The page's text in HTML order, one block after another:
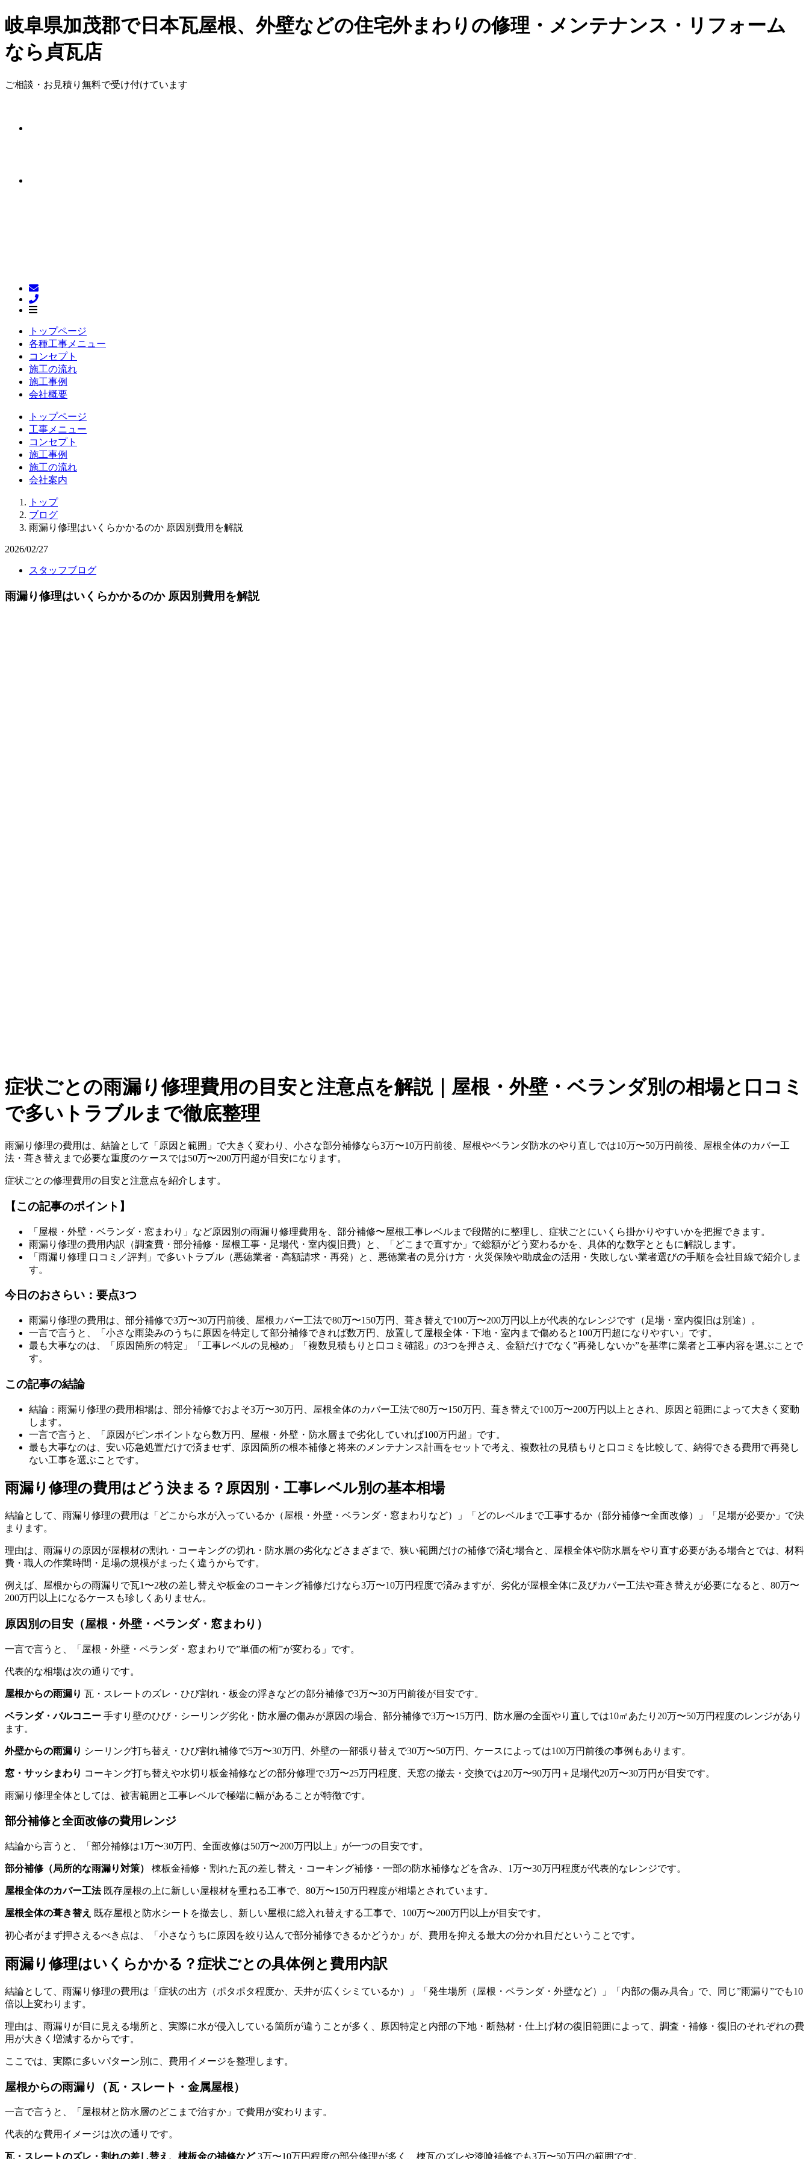
岐阜県加茂郡で日本瓦屋根、外壁などの住宅外まわりの修理・メンテナンス・リフォーム
なら貞瓦店
ご相談・お見積り無料で受け付けています
トップページ
各種工事メニュー
コンセプト
施工の流れ
施工事例
会社概要
トップページ
工事メニュー
コンセプト
施工事例
施工の流れ
会社案内
トップ
ブログ
雨漏り修理はいくらかかるのか 原因別費用を解説
2026/02/27
スタッフブログ
雨漏り修理はいくらかかるのか 原因別費用を解説
症状ごとの雨漏り修理費用の目安と注意点を解説｜屋根・外壁・ベランダ別の相場と口コミ
で多いトラブルまで徹底整理
雨漏り修理の費用は、結論として「原因と範囲」で大きく変わり、小さな部分補修なら3万〜10万円前後、屋根やベランダ防水のやり直しでは10万〜50万円前後、屋根全体のカバー工
法・葺き替えまで必要な重度のケースでは50万〜200万円超が目安になります。
症状ごとの修理費用の目安と注意点を紹介します。
【この記事のポイント】
「屋根・外壁・ベランダ・窓まわり」など原因別の雨漏り修理費用を、部分補修〜屋根工事レベルまで段階的に整理し、症状ごとにいくら掛かりやすいかを把握できます。
雨漏り修理の費用内訳（調査費・部分補修・屋根工事・足場代・室内復旧費）と、「どこまで直すか」で総額がどう変わるかを、具体的な数字とともに解説します。
「雨漏り修理 口コミ／評判」で多いトラブル（悪徳業者・高額請求・再発）と、悪徳業者の見分け方・火災保険や助成金の活用・失敗しない業者選びの手順を会社目線で紹介しま
す。
今日のおさらい：要点3つ
雨漏り修理の費用は、部分補修で3万〜30万円前後、屋根カバー工法で80万〜150万円、葺き替えで100万〜200万円以上が代表的なレンジです（足場・室内復旧は別途）。
一言で言うと、「小さな雨染みのうちに原因を特定して部分補修できれば数万円、放置して屋根全体・下地・室内まで傷めると100万円超になりやすい」です。
最も大事なのは、「原因箇所の特定」「工事レベルの見極め」「複数見積もりと口コミ確認」の3つを押さえ、金額だけでなく”再発しないか”を基準に業者と工事内容を選ぶことで
す。
この記事の結論
結論：雨漏り修理の費用相場は、部分補修でおよそ3万〜30万円、屋根全体のカバー工法で80万〜150万円、葺き替えで100万〜200万円以上とされ、原因と範囲によって大きく変動
します。
一言で言うと、「原因がピンポイントなら数万円、屋根・外壁・防水層まで劣化していれば100万円超」です。
最も大事なのは、安い応急処置だけで済ませず、原因箇所の根本補修と将来のメンテナンス計画をセットで考え、複数社の見積もりと口コミを比較して、納得できる費用で再発し
ない工事を選ぶことです。
雨漏り修理の費用はどう決まる？原因別・工事レベル別の基本相場
結論として、雨漏り修理の費用は「どこから水が入っているか（屋根・外壁・ベランダ・窓まわりなど）」「どのレベルまで工事するか（部分補修〜全面改修）」「足場が必要か」で決
まります。
理由は、雨漏りの原因が屋根材の割れ・コーキングの切れ・防水層の劣化などさまざまで、狭い範囲だけの補修で済む場合と、屋根全体や防水層をやり直す必要がある場合とでは、材料
費・職人の作業時間・足場の規模がまったく違うからです。
例えば、屋根からの雨漏りで瓦1〜2枚の差し替えや板金のコーキング補修だけなら3万〜10万円程度で済みますが、劣化が屋根全体に及びカバー工法や葺き替えが必要になると、80万〜
200万円以上になるケースも珍しくありません。
原因別の目安（屋根・外壁・ベランダ・窓まわり）
一言で言うと、「屋根・外壁・ベランダ・窓まわりで”単価の桁”が変わる」です。
代表的な相場は次の通りです。
屋根からの雨漏り 瓦・スレートのズレ・ひび割れ・板金の浮きなどの部分補修で3万〜30万円前後が目安です。
ベランダ・バルコニー 手すり壁のひび・シーリング劣化・防水層の傷みが原因の場合、部分補修で3万〜15万円、防水層の全面やり直しでは10㎡あたり20万〜50万円程度のレンジがあり
ます。
外壁からの雨漏り シーリング打ち替え・ひび割れ補修で5万〜30万円、外壁の一部張り替えで30万〜50万円、ケースによっては100万円前後の事例もあります。
窓・サッシまわり コーキング打ち替えや水切り板金補修などの部分修理で3万〜25万円程度、天窓の撤去・交換では20万〜90万円＋足場代20万〜30万円が目安です。
雨漏り修理全体としては、被害範囲と工事レベルで極端に幅があることが特徴です。
部分補修と全面改修の費用レンジ
結論から言うと、「部分補修は1万〜30万円、全面改修は50万〜200万円以上」が一つの目安です。
部分補修（局所的な雨漏り対策） 棟板金補修・割れた瓦の差し替え・コーキング補修・一部の防水補修などを含み、1万〜30万円程度が代表的なレンジです。
屋根全体のカバー工法既存屋根の上に新しい屋根材を重ねる工事で、80万〜150万円程度が相場とされています。
屋根全体の葺き替え 既存屋根と防水シートを撤去し、新しい屋根に総入れ替えする工事で、100万〜200万円以上が目安です。
初心者がまず押さえるべき点は、「小さなうちに原因を絞り込んで部分補修できるかどうか」が、費用を抑える最大の分かれ目だということです。
雨漏り修理はいくらかかる？症状ごとの具体例と費用内訳
結論として、雨漏り修理の費用は「症状の出方（ポタポタ程度か、天井が広くシミているか）」「発生場所（屋根・ベランダ・外壁など）」「内部の傷み具合」で、同じ”雨漏り”でも10
倍以上変わります。
理由は、雨漏りが目に見える場所と、実際に水が侵入している箇所が違うことが多く、原因特定と内部の下地・断熱材・仕上げ材の復旧範囲によって、調査・補修・復旧のそれぞれの費
用が大きく増減するからです。
ここでは、実際に多いパターン別に、費用イメージを整理します。
屋根からの雨漏り（瓦・スレート・金属屋根）
一言で言うと、「屋根材と防水層のどこまで治すか」で費用が変わります。
代表的な費用イメージは次の通りです。
瓦・スレートのズレ・割れの差し替え、棟板金の補修など3万〜10万円程度の部分修理が多く、棟瓦のズレや漆喰補修でも3万〜50万円の範囲です。